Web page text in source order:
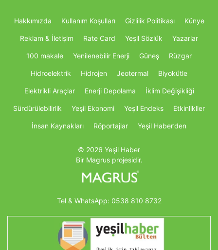
Hakkımızda Kullanım Koşulları Gizlilik Politikası Künye
Reklam & İletişim Rate Card Yeşil Sözlük Yazarlar
100 makale Yenilenebilir Enerji Güneş Rüzgar
Hidroelektrik Hidrojen Jeotermal Biyokütle
Elektrikli Araçlar Enerji Depolama İklim Değişikliği
Sürdürülebilirlik Yeşil Ekonomi Yeşil Endeks Etkinlikller
İnsan Kaynakları Röportajlar Yeşil Haber’den
© 2026 Yeşil Haber
Bir Magrus projesidir.
Tel & WhatsApp: 0538 810 8732